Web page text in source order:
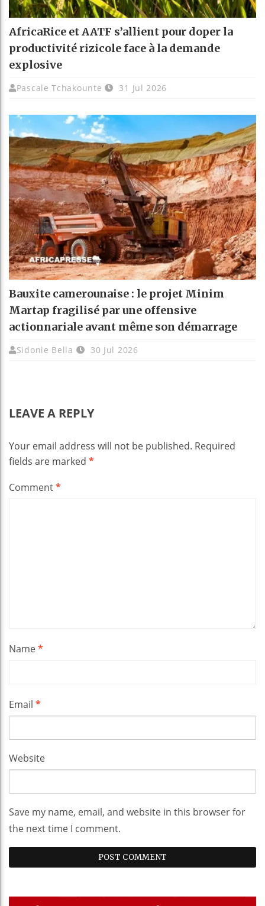
AfricaRice et AATF s’allient pour doper la
productivité rizicole face à la demande
explosive
Pascale Tchakounte 31 Jul 2026
Bauxite camerounaise : le projet Minim
Martap fragilisé par une offensive
actionnariale avant même son démarrage
Sidonie Bella 30 Jul 2026
LEAVE A REPLY
Your email address will not be published. Required
fields are marked *
Comment*
Name*
Email *
Website
Save my name, email, and website in this browser for
the next time I comment.